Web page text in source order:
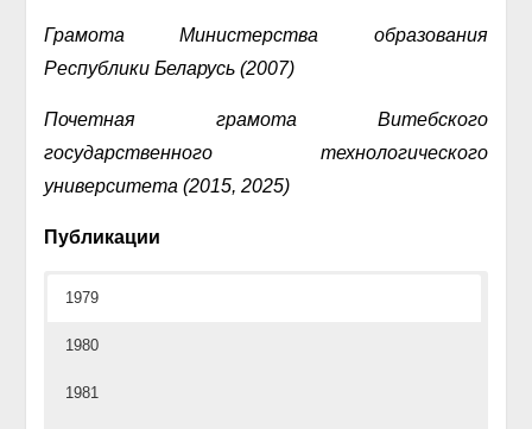
Грамота Министерства образования
Республики Беларусь (2007)
Почетная грамота Витебского
государственного технологического
университета (2015, 2025)
Публикации
1979
1980
1981